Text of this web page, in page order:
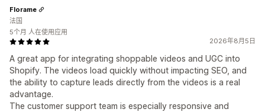
2026年8月5日
A great app for integrating shoppable videos and UGC into
Shopify. The videos load quickly without impacting SEO, and
the ability to capture leads directly from the videos is a real
advantage.
The customer support team is especially responsive and
Florame
法国
5个月 人在使用应用